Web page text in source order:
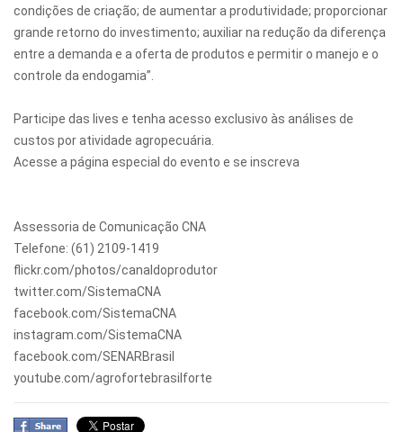
condições de criação; de aumentar a produtividade; proporcionar
grande retorno do investimento; auxiliar na redução da diferença
entre a demanda e a oferta de produtos e permitir o manejo e o
controle da endogamia”.
Participe das lives e tenha acesso exclusivo às análises de
custos por atividade agropecuária.
Acesse a página especial do evento e se inscreva
Assessoria de Comunicação CNA
Telefone: (61) 2109-1419
flickr.com/photos/canaldoprodutor
twitter.com/SistemaCNA
facebook.com/SistemaCNA
instagram.com/SistemaCNA
facebook.com/SENARBrasil
youtube.com/agrofortebrasilforte